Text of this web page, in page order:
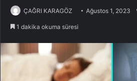
ÇAĞRI KARAGÖZ Ağustos 1, 2023
1 dakika okuma süresi